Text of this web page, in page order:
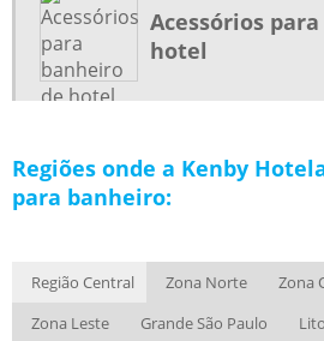
PORTA PAPEL HIGIÊNICO INOX DUPLO
PORTA PAPEL HIGIÊNICO PARA HOTEL
PORTA TOALHA DOBRÁVEL
PORTA TOALHA PARA HOTEL
PRODUTOS PARA HOTELARIA
RADIO RELÓGIO PARA HOTEL
Acessórios
hotel
Regiões onde a Kenby
para banheiro:
Região Central Zona Norte Zona
Zona Leste
Grande São Paulo